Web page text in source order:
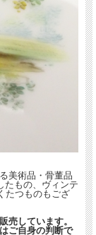
美術品・骨董品
たもの、ヴィンテ
たつものもござ
売しています。
ご自身の判断で